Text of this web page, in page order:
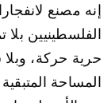
إنه مصنع
الفلسطينيين بلا
حرية حركة،
المساحة